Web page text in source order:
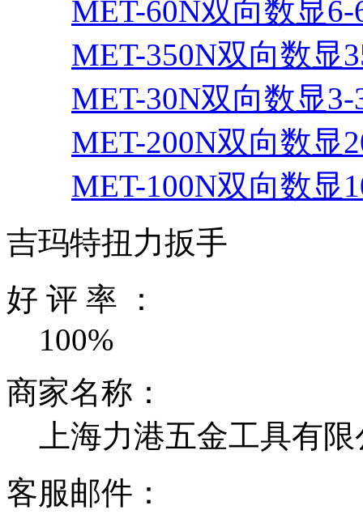
MET-60N双向数显
MET-350N双向数显
MET-30N双向数显
MET-200N双向数显
MET-100N双向数显
吉玛特扭力扳手
好 评 率 ：
100%
商家名称：
上海力港五金工具有
客服邮件：